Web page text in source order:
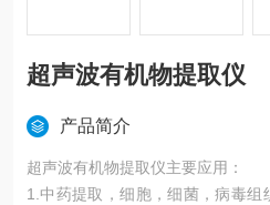
超声波有机物提取仪
产品简介
超声波有机物提取仪主要应用：
1.中药提取，细胞，细菌，病毒组